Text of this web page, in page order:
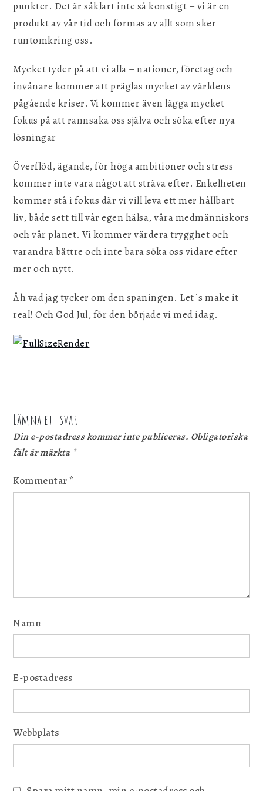
punkter. Det är såklart inte så konstigt – vi är en
produkt av vår tid och formas av allt som sker
runtomkring oss.
Mycket tyder på att vi alla – nationer, företag och
invånare kommer att präglas mycket av världens
pågående kriser. Vi kommer även lägga mycket
fokus på att rannsaka oss själva och söka efter nya
lösningar
Överflöd, ägande, för höga ambitioner och stress
kommer inte vara något att sträva efter. Enkelheten
kommer stå i fokus där vi vill leva ett mer hållbart
liv, både sett till vår egen hälsa, våra medmänniskors
och vår planet. Vi kommer värdera trygghet och
varandra bättre och inte bara söka oss vidare efter
mer och nytt.
Åh vad jag tycker om den spaningen. Let´s make it
real! Och God Jul, för den började vi med idag.
Lämna ett svar
Din e-postadress kommer inte publiceras. Obligatoriska
fält är märkta *
Kommentar*
Namn
E-postadress
Webbplats